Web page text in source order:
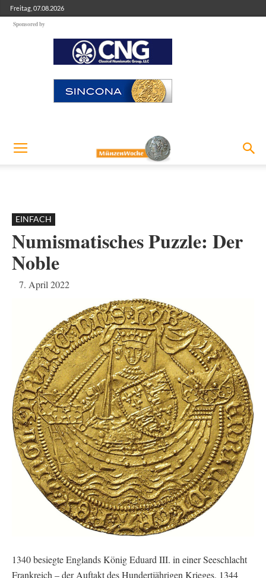
Freitag, 07.08.2026
Sponsored by
EINFACH
Numismatisches Puzzle: Der
Noble
7. April 2022
1340 besiegte Englands König Eduard III. in einer Seeschlacht
Frankreich – der Auftakt des Hundertjährigen Krieges. 1344